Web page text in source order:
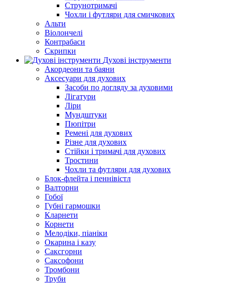
Струнотримачі
Чохли і футляри для смичкових
Альти
Віолончелі
Контрабаси
Скрипки
Духові інструменти
Акордеони та баяни
Аксесуари для духових
Засоби по догляду за духовими
Лігатури
Ліри
Мундштуки
Пюпітри
Ремені для духових
Різне для духових
Стійки і тримачі для духових
Тростини
Чохли та футляри для духових
Блок-флейта і пеннівістл
Валторни
Гобої
Губні гармошки
Кларнети
Корнети
Мелодіки, піаніки
Окарина і казу
Саксгорни
Саксофони
Тромбони
Труби